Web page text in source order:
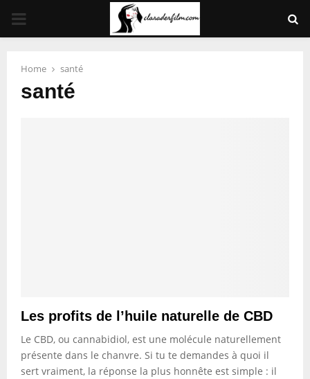
PRIMARY
Home santé
santé
Les profits de l’huile naturelle de CBD
Le CBD, ou cannabidiol, est une molécule naturellement
présente dans le chanvre. Si tu te demandes à quoi il
sert vraiment, la réponse la plus honnête est simple : il